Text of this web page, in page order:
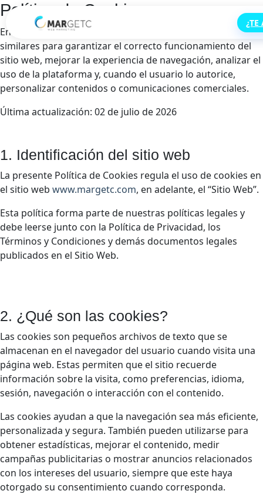
¿TE
Política de Cookies
En www.margetc.com
utilizamos cookies y tecnologías
similares para garantizar el correcto funcionamiento del
sitio web, mejorar la experiencia de navegación, analizar el
uso de la plataforma y, cuando el usuario lo autorice,
personalizar contenidos o comunicaciones comerciales.
Última actualización: 02 de julio de 2026
1. Identificación del sitio web
La presente Política de Cookies regula el uso de cookies en
el sitio web www.margetc.com, en adelante, el “Sitio Web”.
Esta política forma parte de nuestras políticas legales y
debe leerse junto con la Política de Privacidad, los
Términos y Condiciones y demás documentos legales
publicados en el Sitio Web.
2. ¿Qué son las cookies?
Las cookies son pequeños archivos de texto que se
almacenan en el navegador del usuario cuando visita una
página web. Estas permiten que el sitio recuerde
información sobre la visita, como preferencias, idioma,
sesión, navegación o interacción con el contenido.
Las cookies ayudan a que la navegación sea más eficiente,
personalizada y segura. También pueden utilizarse para
obtener estadísticas, mejorar el contenido, medir
campañas publicitarias o mostrar anuncios relacionados
con los intereses del usuario, siempre que este haya
otorgado su consentimiento cuando corresponda.